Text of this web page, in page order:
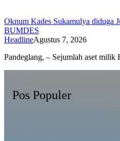
Oknum Kades Sukamulya diduga
BUMDES
HeadlineAgustus 7, 2026
Pandeglang, – Sejumlah aset
Pos Populer